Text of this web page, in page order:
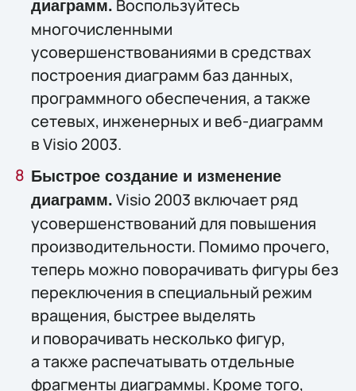
диаграмм. Воспользуйтесь
многочисленными
усовершенствованиями в средствах
построения диаграмм баз данных,
программного обеспечения, а также
сетевых, инженерных и веб-диаграмм
в Visio 2003.
Быстрое создание и изменение
диаграмм. Visio 2003 включает ряд
усовершенствований для повышения
производительности. Помимо прочего,
теперь можно поворачивать фигуры без
переключения в специальный режим
вращения, быстрее выделять
и поворачивать несколько фигур,
а также распечатывать отдельные
фрагменты диаграммы. Кроме того,